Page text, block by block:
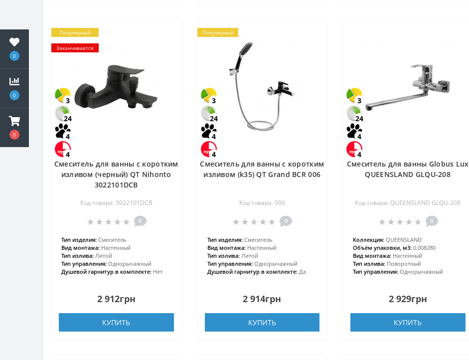
0
0
0
Популярный
Заканчивается
3
24
4
4
Смеситель для ванны с коротким
изливом (черный) QT Nihonto
3022101DCB
Код товара: 3022101DCB
0
Тип изделия: Смеситель
Вид монтажа: Настенный
Тип излива: Литой
Тип управления: Однорычажный
Душевой гарнитур в комплекте: Нет
2 912грн
КУПИТЬ
Популярный
3
24
4
4
Смеситель для ванны с коротким
изливом (k35) QT Grand BCR 006
Код товара: 006
0
Тип изделия: Смеситель
Вид монтажа: Настенный
Тип излива: Литой
Тип управления: Однорычажный
Душевой гарнитур в комплекте: Да
2 914грн
КУПИТЬ
3
24
4
4
Смеситель для ванны Globus Lux
QUEENSLAND GLQU-208
Код товара: QUEENSLAND GLQU-208
0
Коллекция: QUEENSLAND
Объём упаковки, м3: 0.008280
Вид монтажа: Настенный
Тип излива: Поворотный
Тип управления: Однорычажный
2 929грн
КУПИТЬ